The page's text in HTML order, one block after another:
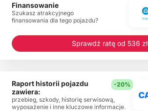
Finansowanie
Szukasz atrakcyjnego
finansowania dla tego pojazdu?
Sprawdź ratę od 536 zł
Raport historii pojazdu
zawiera:
-20%
przebieg, szkody, historię serwisową,
wyposażenie i inne kluczowe informacje.